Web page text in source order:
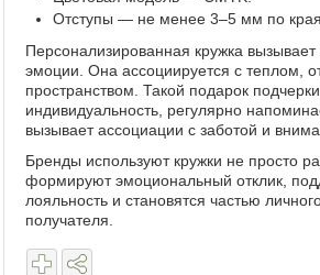
Отступы — не менее 3–5 мм по
Персонализированная кружка
эмоции. Она ассоциируется с теплом,
пространством. Такой подарок
индивидуальность, регулярно
вызывает ассоциации с заботой и
Бренды используют кружки не просто
формируют эмоциональный отклик,
лояльность и становятся частью
получателя.